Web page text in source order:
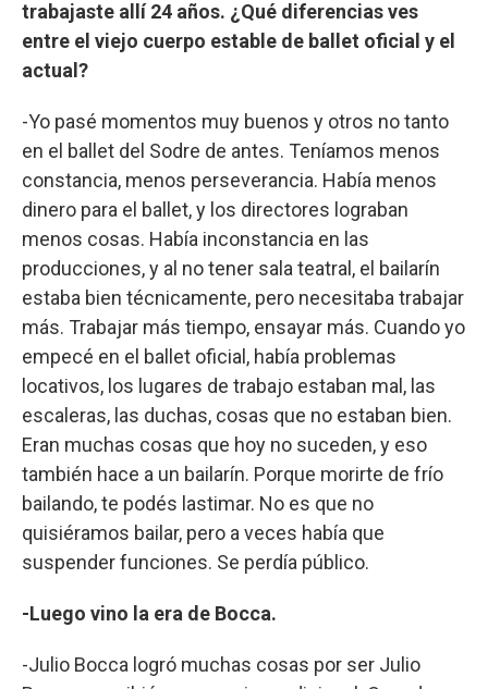
trabajaste allí 24 años. ¿Qué diferencias ves
entre el viejo cuerpo estable de ballet oficial y el
actual?
-Yo pasé momentos muy buenos y otros no tanto
en el ballet del Sodre de antes. Teníamos menos
constancia, menos perseverancia. Había menos
dinero para el ballet, y los directores lograban
menos cosas. Había inconstancia en las
producciones, y al no tener sala teatral, el bailarín
estaba bien técnicamente, pero necesitaba trabajar
más. Trabajar más tiempo, ensayar más. Cuando yo
empecé en el ballet oficial, había problemas
locativos, los lugares de trabajo estaban mal, las
escaleras, las duchas, cosas que no estaban bien.
Eran muchas cosas que hoy no suceden, y eso
también hace a un bailarín. Porque morirte de frío
bailando, te podés lastimar. No es que no
quisiéramos bailar, pero a veces había que
suspender funciones. Se perdía público.
-Luego vino la era de Bocca.
-Julio Bocca logró muchas cosas por ser Julio